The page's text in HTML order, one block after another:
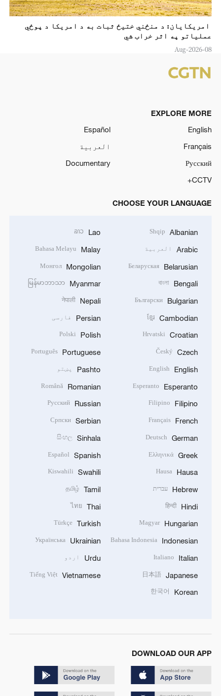
امريکايان: د منځني ختيځ ثبات به د امريکا د پوځي
عملياتو په اثر خراب شي
08-Aug-2026
EXPLORE MORE
English
Español
Français
العربية
Русский
Documentary
CCTV+
CHOOSE YOUR LANGUAGE
Albanian
Shqip
Arabic العربية
Belarusian
Беларуская
Bengali
বাংলা
Bulgarian
Български
Cambodian
ខ្មែរ
Croatian
Hrvatski
Czech
Český
English
English
Esperanto
Esperanto
Filipino
Filipino
French
Français
German
Deutsch
Greek
Ελληνικά
Hausa
Hausa
Hebrew עברית
Hindi
हिन्दी
Hungarian
Magyar
Indonesian
Bahasa Indonesia
Italian
Italiano
Japanese
日本語
Korean
한국어
Lao
ລາວ
Malay
Bahasa Melayu
Mongolian
Монгол
Myanmar
မြန်မာဘာသာ
Nepali
नेपाली
Persian فارسی
Polish
Polski
Portuguese
Português
Pashto پښتو
Romanian
Română
Russian
Русский
Serbian
Српски
Sinhala
සිංහල
Spanish
Español
Swahili
Kiswahili
Tamil
தமிழ்
Thai
ไทย
Turkish
Türkçe
Ukrainian
Українська
Urdu اردو
Vietnamese
Tiếng Việt
DOWNLOAD OUR APP